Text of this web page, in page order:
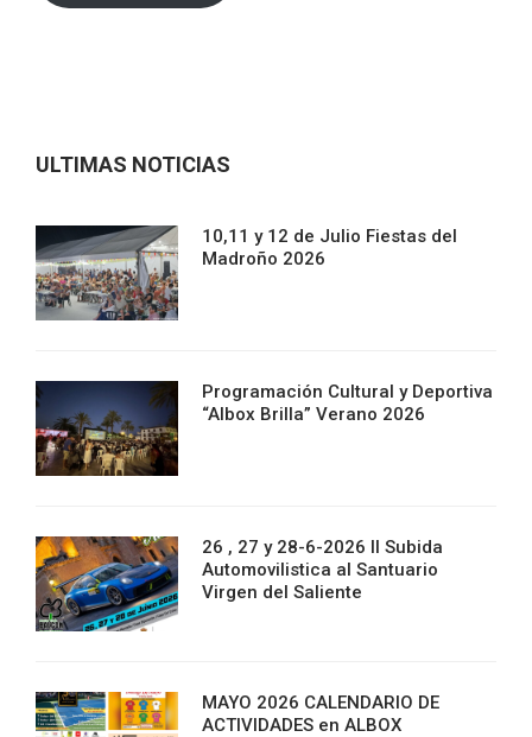
ULTIMAS NOTICIAS
10,11 y 12 de Julio Fiestas del
Madroño 2026
Programación Cultural y Deportiva
“Albox Brilla” Verano 2026
26 , 27 y 28-6-2026 II Subida
Automovilistica al Santuario
Virgen del Saliente
MAYO 2026 CALENDARIO DE
ACTIVIDADES en ALBOX